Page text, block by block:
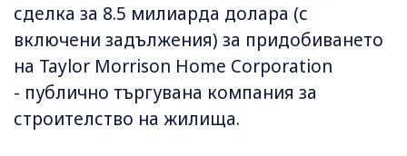
сделка за 8.5 милиарда долара (с
включени задължения) за придобиването
на Taylor Morrison Home Corporation
- публично търгувана компания за
строителство на жилища.